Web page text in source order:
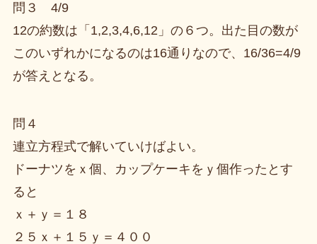
問３ 4/9
12の約数は「1,2,3,4,6,12」の６つ。出た目の数が
このいずれかになるのは16通りなので、16/36=4/9
が答えとなる。
問４
連立方程式で解いていけばよい。
ドーナツをｘ個、カップケーキをｙ個作ったとす
ると
ｘ＋ｙ＝１８
２５ｘ＋１５ｙ＝４００